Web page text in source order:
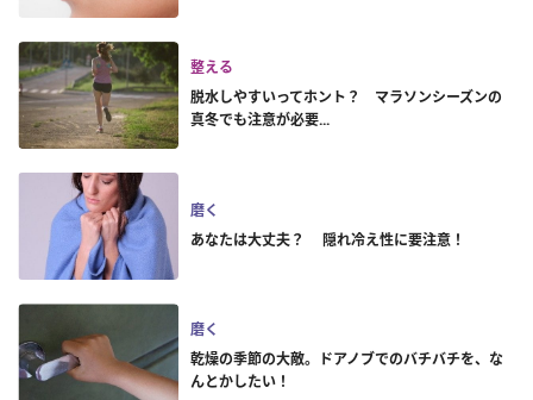
整える
脱水しやすいってホント？ マラソンシーズンの
真冬でも注意が必要...
磨く
あなたは大丈夫？ 隠れ冷え性に要注意！
磨く
乾燥の季節の大敵。ドアノブでのバチバチを、な
んとかしたい！